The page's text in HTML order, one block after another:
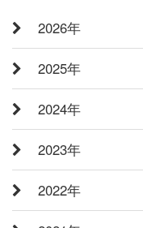
2026年
2025年
2024年
2023年
2022年